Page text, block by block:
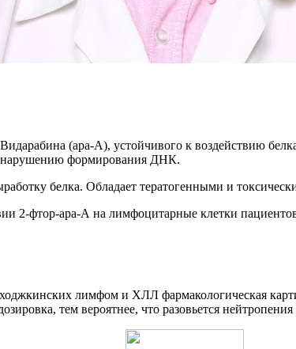
(ара-А), устойчивого к воздействию
формирования ДНК.
белка. Обладает тератогенными и
2-фтор-ара-А на лимфоцитарные клетки
лимфом и ХЛЛ фармакологическая
тем вероятнее, что разовьется